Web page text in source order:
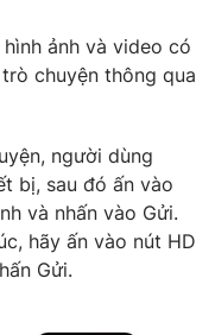
ảnh và video có
chuyện thông qua
người dùng
bị, sau đó ấn vào
và nhấn vào Gửi.
hãy ấn vào nút HD
Gửi.